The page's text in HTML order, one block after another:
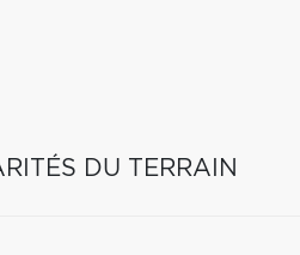
DU TERRAIN